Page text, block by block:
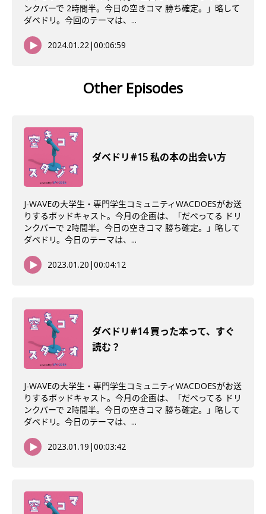
ンクバーで 2時間半。今日の空きコマ 勝ち確定。」略して
ダベドリ。今回のテーマは、...
2024.01.22|00:06:59
Other Episodes
ダべドリ#15 私の本の出会い方
J-WAVEの大学生・専門学生コミュニティWACDOESがお送
りするポッドキャスト。今月の企画は、「だべってる ドリ
ンクバーで 2時間半。今日の空きコマ 勝ち確定。」略して
ダベドリ。今日のテーマは、...
2023.01.20 |00:04:12
ダべドリ#14 買った本って、すぐ
読む？
J-WAVEの大学生・専門学生コミュニティWACDOESがお送
りするポッドキャスト。今月の企画は、「だべってる ドリ
ンクバーで 2時間半。今日の空きコマ 勝ち確定。」略して
ダベドリ。今日のテーマは、...
2023.01.19 |00:03:42